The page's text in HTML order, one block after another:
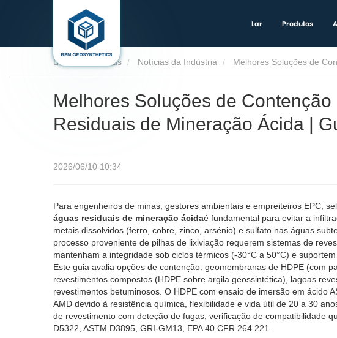
Lar Produtos
Notícias Notícias da Indústria Melhores Soluções de
Melhores Soluções de
Residuais de Mineração Ácida |
2026/06/10 10:34
Para engenheiros de minas, gestores ambientais e empreiteiros EPC,
águas residuais de mineração ácidaé fundamental para evitar a
metais dissolvidos (ferro, cobre, zinco, arsénio) e sulfato nas águas
processo proveniente de pilhas de lixiviação requerem sistemas de
mantenham a integridade sob ciclos térmicos (-30°C a 50°C) e
Este guia avalia opções de contenção: geomembranas de HDPE (com
revestimentos compostos (HDPE sobre argila geossintética), lagoas
revestimentos betuminosos. O HDPE com ensaio de imersão em ácido
AMD devido à resistência química, flexibilidade e vida útil de 20 a 30
de revestimento com deteção de fugas, verificação de compatibilidade
D5322, ASTM D3895, GRI-GM13, EPA 40 CFR 264.221.